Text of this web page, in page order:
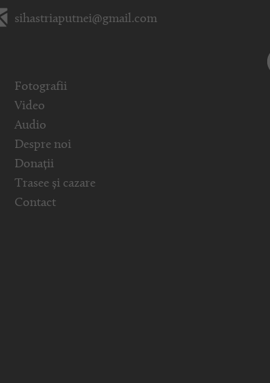
sihastriaputnei@gmail.com
Fotografii
Video
Audio
Despre noi
Donații
Trasee și cazare
Contact